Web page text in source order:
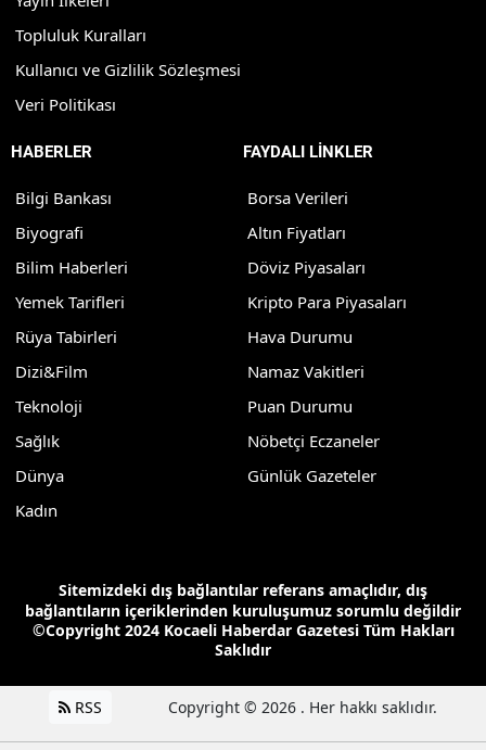
Topluluk Kuralları
Kullanıcı ve Gizlilik Sözleşmesi
Veri Politikası
HABERLER
Bilgi Bankası
Biyografi
Bilim Haberleri
Yemek Tarifleri
Rüya Tabirleri
Dizi&Film
Teknoloji
Sağlık
Dünya
Kadın
FAYDALI LİNKLER
Borsa Verileri
Altın Fiyatları
Döviz Piyasaları
Kripto Para Piyasaları
Hava Durumu
Namaz Vakitleri
Puan Durumu
Nöbetçi Eczaneler
Günlük Gazeteler
Sitemizdeki dış bağlantılar referans amaçlıdır, dış
bağlantıların içeriklerinden kuruluşumuz sorumlu değildir
©Copyright 2024 Kocaeli Haberdar Gazetesi Tüm Hakları
Saklıdır
RSS Copyright © 2026 . Her hakkı saklıdır.